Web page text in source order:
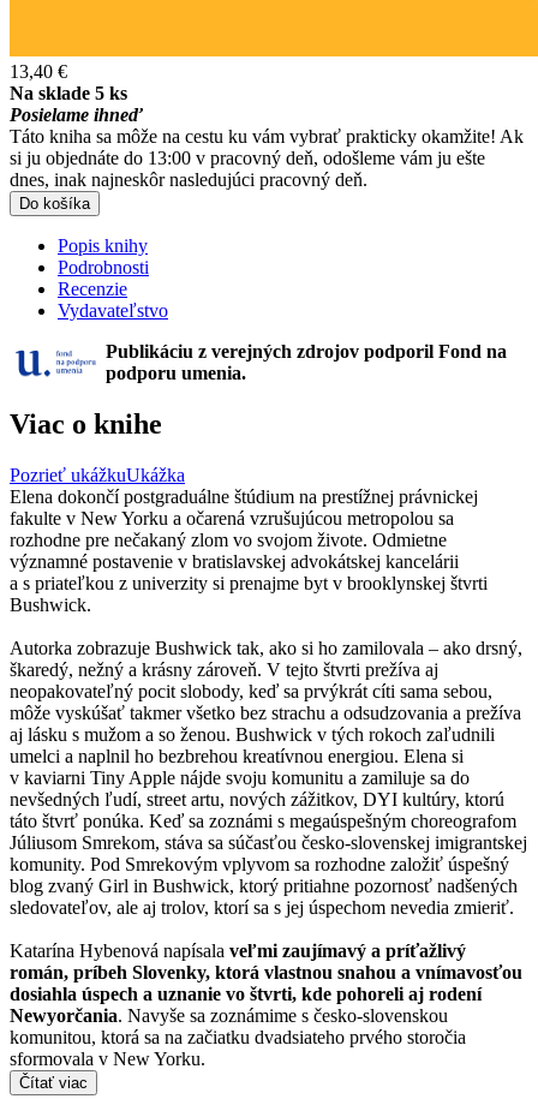
13,40 €
Na sklade 5 ks
Posielame ihneď
Táto kniha sa môže na cestu ku vám vybrať prakticky okamžite! Ak
si ju objednáte do 13:00 v pracovný deň, odošleme vám ju ešte
dnes, inak najneskôr nasledujúci pracovný deň.
Do košíka
Popis knihy
Podrobnosti
Recenzie
Vydavateľstvo
Publikáciu z verejných zdrojov podporil Fond na
podporu umenia.
Viac o knihe
Pozrieť ukážkuUkážka
Elena dokončí postgraduálne štúdium na prestížnej právnickej
fakulte v New Yorku a očarená vzrušujúcou metropolou sa
rozhodne pre nečakaný zlom vo svojom živote. Odmietne
významné postavenie v bratislavskej advokátskej kancelárii
a s priateľkou z univerzity si prenajme byt v brooklynskej štvrti
Bushwick.
Autorka zobrazuje Bushwick tak, ako si ho zamilovala – ako drsný,
škaredý, nežný a krásny zároveň. V tejto štvrti prežíva aj
neopakovateľný pocit slobody, keď sa prvýkrát cíti sama sebou,
môže vyskúšať takmer všetko bez strachu a odsudzovania a prežíva
aj lásku s mužom a so ženou. Bushwick v tých rokoch zaľudnili
umelci a naplnil ho bezbrehou kreatívnou energiou. Elena si
v kaviarni Tiny Apple nájde svoju komunitu a zamiluje sa do
nevšedných ľudí, street artu, nových zážitkov, DYI kultúry, ktorú
táto štvrť ponúka. Keď sa zoznámi s megaúspešným choreografom
Júliusom Smrekom, stáva sa súčasťou česko-slovenskej imigrantskej
komunity. Pod Smrekovým vplyvom sa rozhodne založiť úspešný
blog zvaný Girl in Bushwick, ktorý pritiahne pozornosť nadšených
sledovateľov, ale aj trolov, ktorí sa s jej úspechom nevedia zmieriť.
Katarína Hybenová napísala veľmi zaujímavý a príťažlivý
román, príbeh Slovenky, ktorá vlastnou snahou a vnímavosťou
dosiahla úspech a uznanie vo štvrti, kde pohoreli aj rodení
Newyorčania. Navyše sa zoznámime s česko-slovenskou
komunitou, ktorá sa na začiatku dvadsiateho prvého storočia
sformovala v New Yorku.
Čítať viac